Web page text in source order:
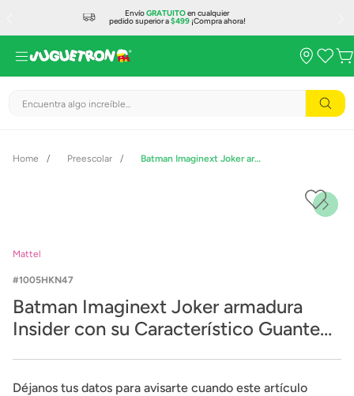
EnvíoGRATUITOen cualquier
pedido superior a$499¡Compra ahora!
Encuentra algo increíble...
Preescolar Batman Imaginext Joker armadura Insider con su Característico Guante de Box y Figura del Joker
Mattel
1005HKN47
Batman Imaginext Joker armadura
Insider con su Característico Guante
Déjanos tus datos para avisarte cuando este artículo